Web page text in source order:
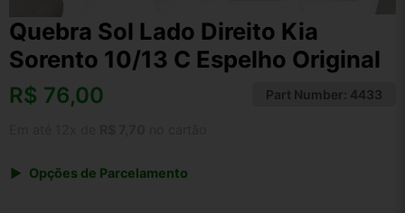
Quebra Sol Lado Direito Kia
Sorento 10/13 C Espelho Original
R$ 76,00 Part Number: 4433
Opções de Parcelamento